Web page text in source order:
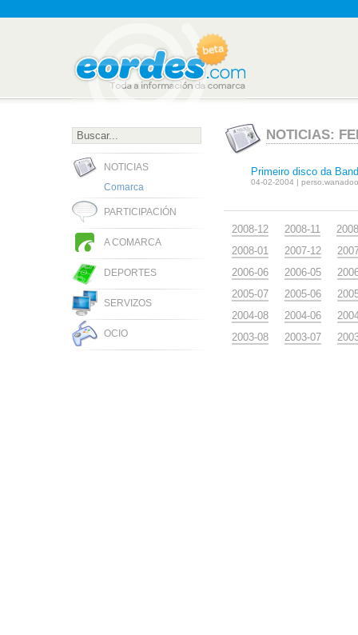
NOTICIAS
Comarca
PARTICIPACIÓN
A COMARCA
DEPORTES
SERVIZOS
OCIO
NOTICIAS:
Primeiro disco da
04-02-2004 |
2008-12 2008-11
2008-01
2007-12
2006-06
2006-05
2005-07
2005-06
2004-08
2004-06
2003-08
2003-07